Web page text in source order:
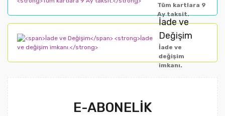
Tüm kartlara 9
Ay taksit.
İade ve
Değişim
İade ve
değişim
imkanı.
E-ABONELİK